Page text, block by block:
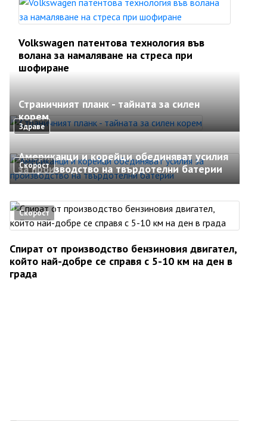
Volkswagen патентова технология във
волана за намаляване на стреса при
шофиране
Здраве
Страничният планк - тайната за силен
корем
Скорост
Американци и корейци обединяват усилия
за производство на твърдотелни батерии
Скорост
Спират от производство бензиновия двигател,
който най-добре се справя с 5-10 км на ден в
града